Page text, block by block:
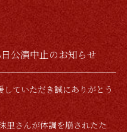
公演中止のお知らせ
ていただき誠にありがとう
里さんが体調を崩されたた